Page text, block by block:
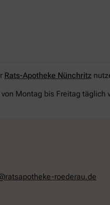
Rats-Apotheke Nünchritz
von Montag bis Freitag täglich
roederau.de